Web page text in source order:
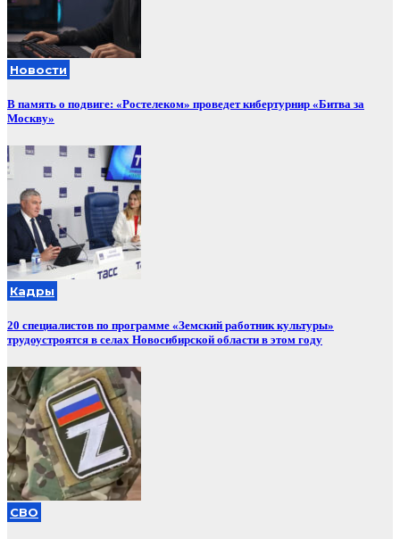
Новости
В память о подвиге: «Ростелеком» проведет кибертурнир «Битва за
Москву»
Кадры
20 специалистов по программе «Земский работник культуры»
трудоустроятся в селах Новосибирской области в этом году
СВО